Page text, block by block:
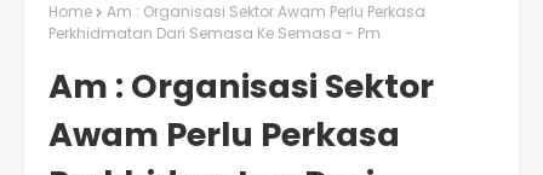
Home
Am : Organisasi Sektor Awam Perlu Perkasa
Perkhidmatan Dari Semasa Ke Semasa - Pm
Am : Organisasi Sektor
Awam Perlu Perkasa